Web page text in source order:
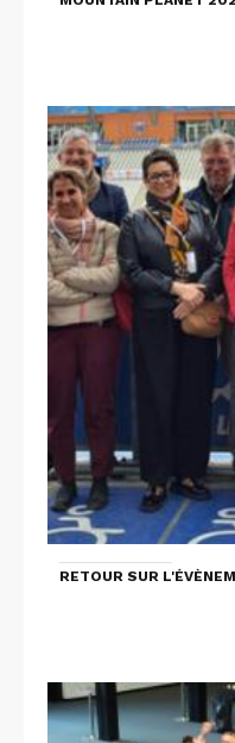
RETOUR SUR